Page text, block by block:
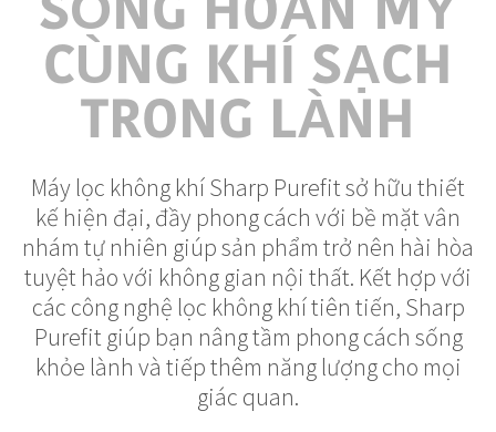
SỐNG HOÀN MỸ
CÙNG KHÍ SẠCH
TRONG LÀNH
Máy lọc không khí Sharp Purefit sở hữu thiết
kế hiện đại, đầy phong cách với bề mặt vân
nhám tự nhiên giúp sản phẩm trở nên hài hòa
tuyệt hảo với không gian nội thất. Kết hợp với
các công nghệ lọc không khí tiên tiến, Sharp
Purefit giúp bạn nâng tầm phong cách sống
khỏe lành và tiếp thêm năng lượng cho mọi
giác quan.